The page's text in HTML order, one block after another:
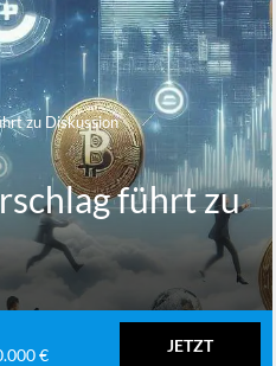
zu Diskussion
führt zu
€
JETZT